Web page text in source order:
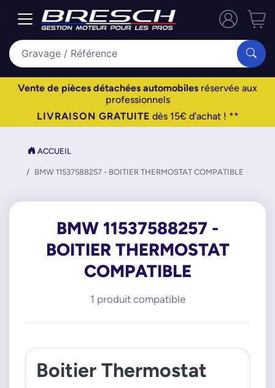
Vente de pièces détachées automobiles réservée aux
professionnels
LIVRAISON GRATUITE dès 15€ d’achat ! **
ACCUEIL
BMW 11537588257 - BOITIER THERMOSTAT COMPATIBLE
BMW 11537588257 -
BOITIER THERMOSTAT
COMPATIBLE
1 produit compatible
Boitier Thermostat